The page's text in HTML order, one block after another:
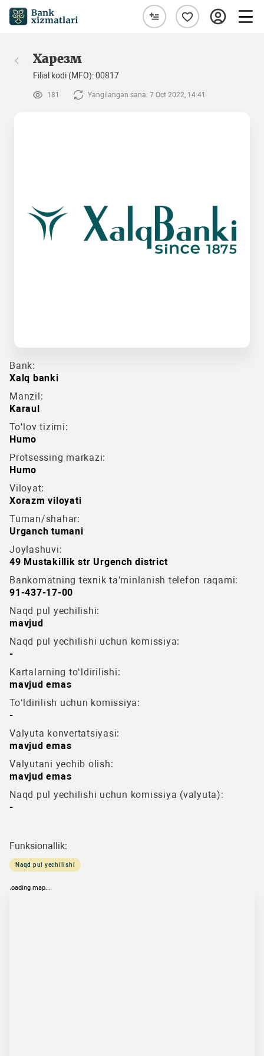
Харезм
Filial kodi (MFO): 00817
181 Yangilangan sana: 7 Oct 2022, 14:41
Bank:
Xalq banki
Manzil:
Karaul
To‘lov tizimi:
Humo
Protsessing markazi:
Humo
Viloyat:
Xorazm viloyati
Tuman/shahar:
Urganch tumani
Joylashuvi:
49 Mustakillik str Urgench district
Bankomatning texnik ta'minlanish telefon raqami:
91-437-17-00
Naqd pul yechilishi:
mavjud
Naqd pul yechilishi uchun komissiya:
-
Kartalarning to‘ldirilishi:
mavjud emas
To‘ldirilish uchun komissiya:
-
Valyuta konvertatsiyasi:
mavjud emas
Valyutani yechib olish:
mavjud emas
Naqd pul yechilishi uchun komissiya (valyuta):
-
Funksionallik:
Naqd pul yechilishi
loading map...